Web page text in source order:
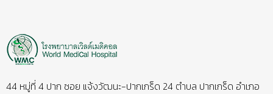
44 หมู่ที่ 4 ปาก ซอย แจ้งวัฒนะ-ปากเกร็ด 24 ตำบล ปากเกร็ด อำเภอ